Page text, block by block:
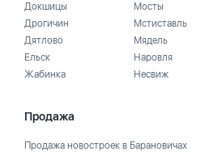
Докшицы
Дрогичин
Дятлово
Ельск
Жабинка
Мосты
Мстиставль
Мядель
Наровля
Несвиж
Продажа
Продажа новостроек в Барановичах